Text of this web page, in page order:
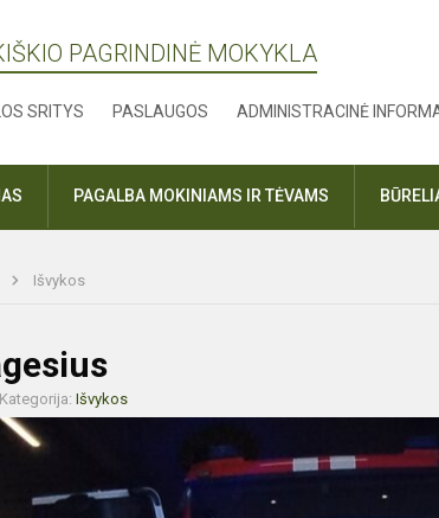
PAGRINDINĖ MOKYKLA
SRITYS PASLAUGOS ADMINISTRACINĖ
PAGALBA MOKINIAMS IR TĖVAMS
Išvykos
Kategorija: Išvykos